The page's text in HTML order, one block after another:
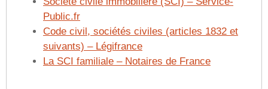
Public.fr
Code civil, sociétés civiles (articles 1832 et
suivants) – Légifrance
La SCI familiale – Notaires de France